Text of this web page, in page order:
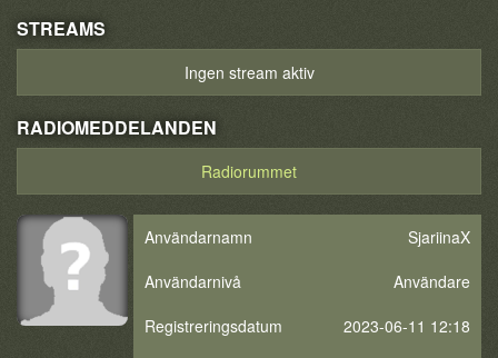
STREAMS
Ingen stream aktiv
RADIOMEDDELANDEN
Radiorummet
Användarnamn
SjariinaX
Användarnivå
Användare
Registreringsdatum
2023-06-11 12:18